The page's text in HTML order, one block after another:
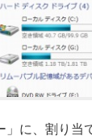
」に、割り